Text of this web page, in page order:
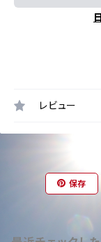
レビュー
保存